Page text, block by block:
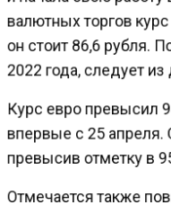
валютных торгов
он стоит 86,6 рубля.
2022 года, следует
Курс евро превысил
впервые с 25 апреля.
превысив отметку в
Отмечается также